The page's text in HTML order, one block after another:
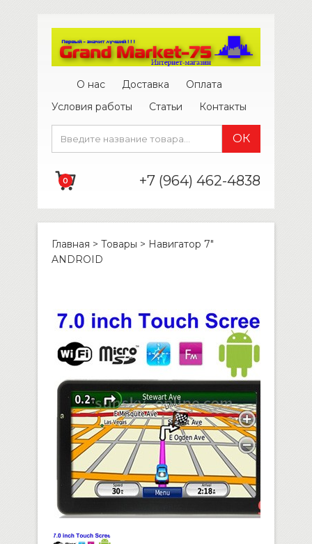
О нас Доставка
Оплата
Условия работы
Статьи Контакты
0 +7 (964) 462-4838
Главная > Товары > Навигатор 7″
ANDROID